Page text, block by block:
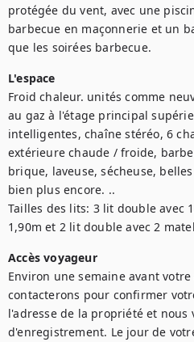
protégée du vent, avec une
barbecue en maçonnerie et un
que les soirées barbecue.
L'espace
Froid chaleur. unités comme
au gaz à l'étage principal
intelligentes, chaîne stéréo, 6
extérieure chaude / froide,
brique, laveuse, sécheuse,
bien plus encore. ..
Tailles des lits: 3 lit double avec
1,90m et 2 lit double avec 2
Accès voyageur
Environ une semaine avant
contacterons pour confirmer
l'adresse de la propriété et
d'enregistrement. Le jour de